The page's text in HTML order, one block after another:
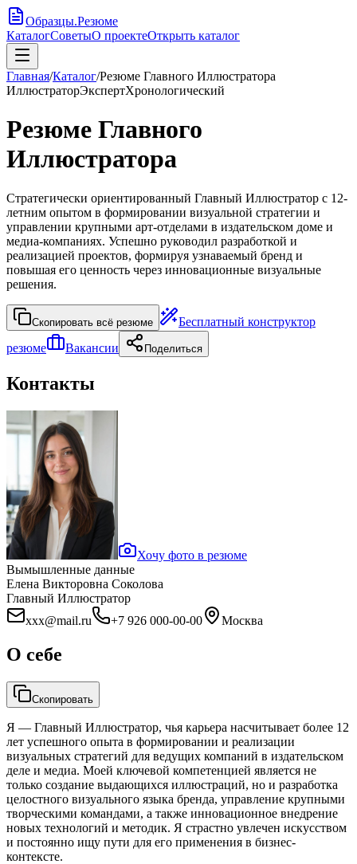
Образцы.Резюме
КаталогСоветыО проектеОткрыть каталог
Главная/Каталог/Резюме Главного Иллюстратора
ИллюстраторЭкспертХронологический
Резюме Главного
Иллюстратора
Стратегически ориентированный Главный Иллюстратор с 12-
летним опытом в формировании визуальной стратегии и
управлении крупными арт-отделами в издательском доме и
медиа-компаниях. Успешно руководил разработкой и
реализацией проектов, формируя узнаваемый бренд и
повышая его ценность через инновационные визуальные
решения.
Скопировать всё резюме
Бесплатный конструктор
резюме
Вакансии Поделиться
Контакты
Хочу фото в резюме
Вымышленные данные
Елена Викторовна Соколова
Главный Иллюстратор
xxx@mail.ru
+7 926 000-00-00 Москва
О себе
Скопировать
Я — Главный Иллюстратор, чья карьера насчитывает более 12
лет успешного опыта в формировании и реализации
визуальных стратегий для ведущих компаний в издательском
деле и медиа. Моей ключевой компетенцией является не
только создание выдающихся иллюстраций, но и разработка
целостного визуального языка бренда, управление крупными
творческими командами, а также инновационное внедрение
новых технологий и методик. Я страстно увлечен искусством
и постоянно ищу пути для его применения в бизнес-
контексте.